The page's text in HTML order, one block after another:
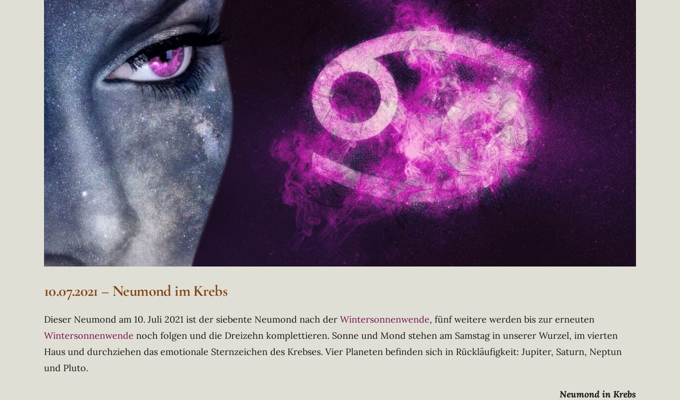
10.07.2021 – Neumond im Krebs
Dieser Neumond am 10. Juli 2021 ist der siebente Neumond nach der Wintersonnenwende, fünf weitere werden bis zur erneuten
Wintersonnenwende noch folgen und die Dreizehn komplettieren. Sonne und Mond stehen am Samstag in unserer Wurzel, im vierten
Haus und durchziehen das emotionale Sternzeichen des Krebses. Vier Planeten befinden sich in Rückläufigkeit: Jupiter, Saturn, Neptun
und Pluto.
Neumond in Krebs